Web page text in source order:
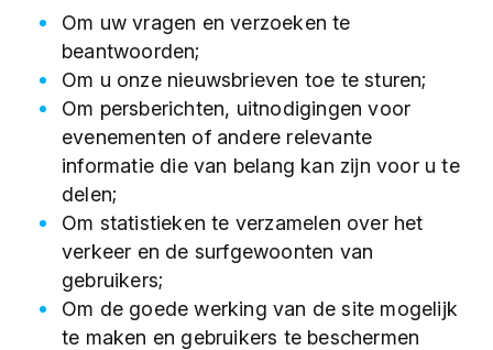
Om uw vragen en verzoeken te
beantwoorden;
Om u onze nieuwsbrieven toe te sturen;
Om persberichten, uitnodigingen voor
evenementen of andere relevante
informatie die van belang kan zijn voor u te
delen;
Om statistieken te verzamelen over het
verkeer en de surfgewoonten van
gebruikers;
Om de goede werking van de site mogelijk
te maken en gebruikers te beschermen